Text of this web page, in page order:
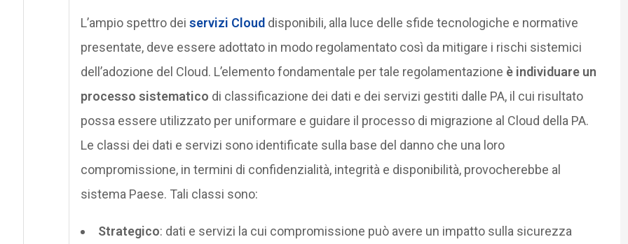
L’ampio spettro dei servizi Cloud disponibili, alla luce delle sfide tecnologiche e normative
presentate, deve essere adottato in modo regolamentato così da mitigare i rischi sistemici
dell’adozione del Cloud. L’elemento fondamentale per tale regolamentazione è individuare un
processo sistematico di classificazione dei dati e dei servizi gestiti dalle PA, il cui risultato
possa essere utilizzato per uniformare e guidare il processo di migrazione al Cloud della PA.
Le classi dei dati e servizi sono identificate sulla base del danno che una loro
compromissione, in termini di confidenzialità, integrità e disponibilità, provocherebbe al
sistema Paese. Tali classi sono:
Strategico: dati e servizi la cui compromissione può avere un impatto sulla sicurezza